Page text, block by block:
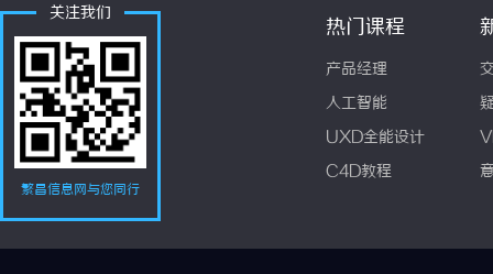
关注我们
繁昌信息网与您同行
热门课程
产品经理
人工智能
UXD全能设计
C4D教程